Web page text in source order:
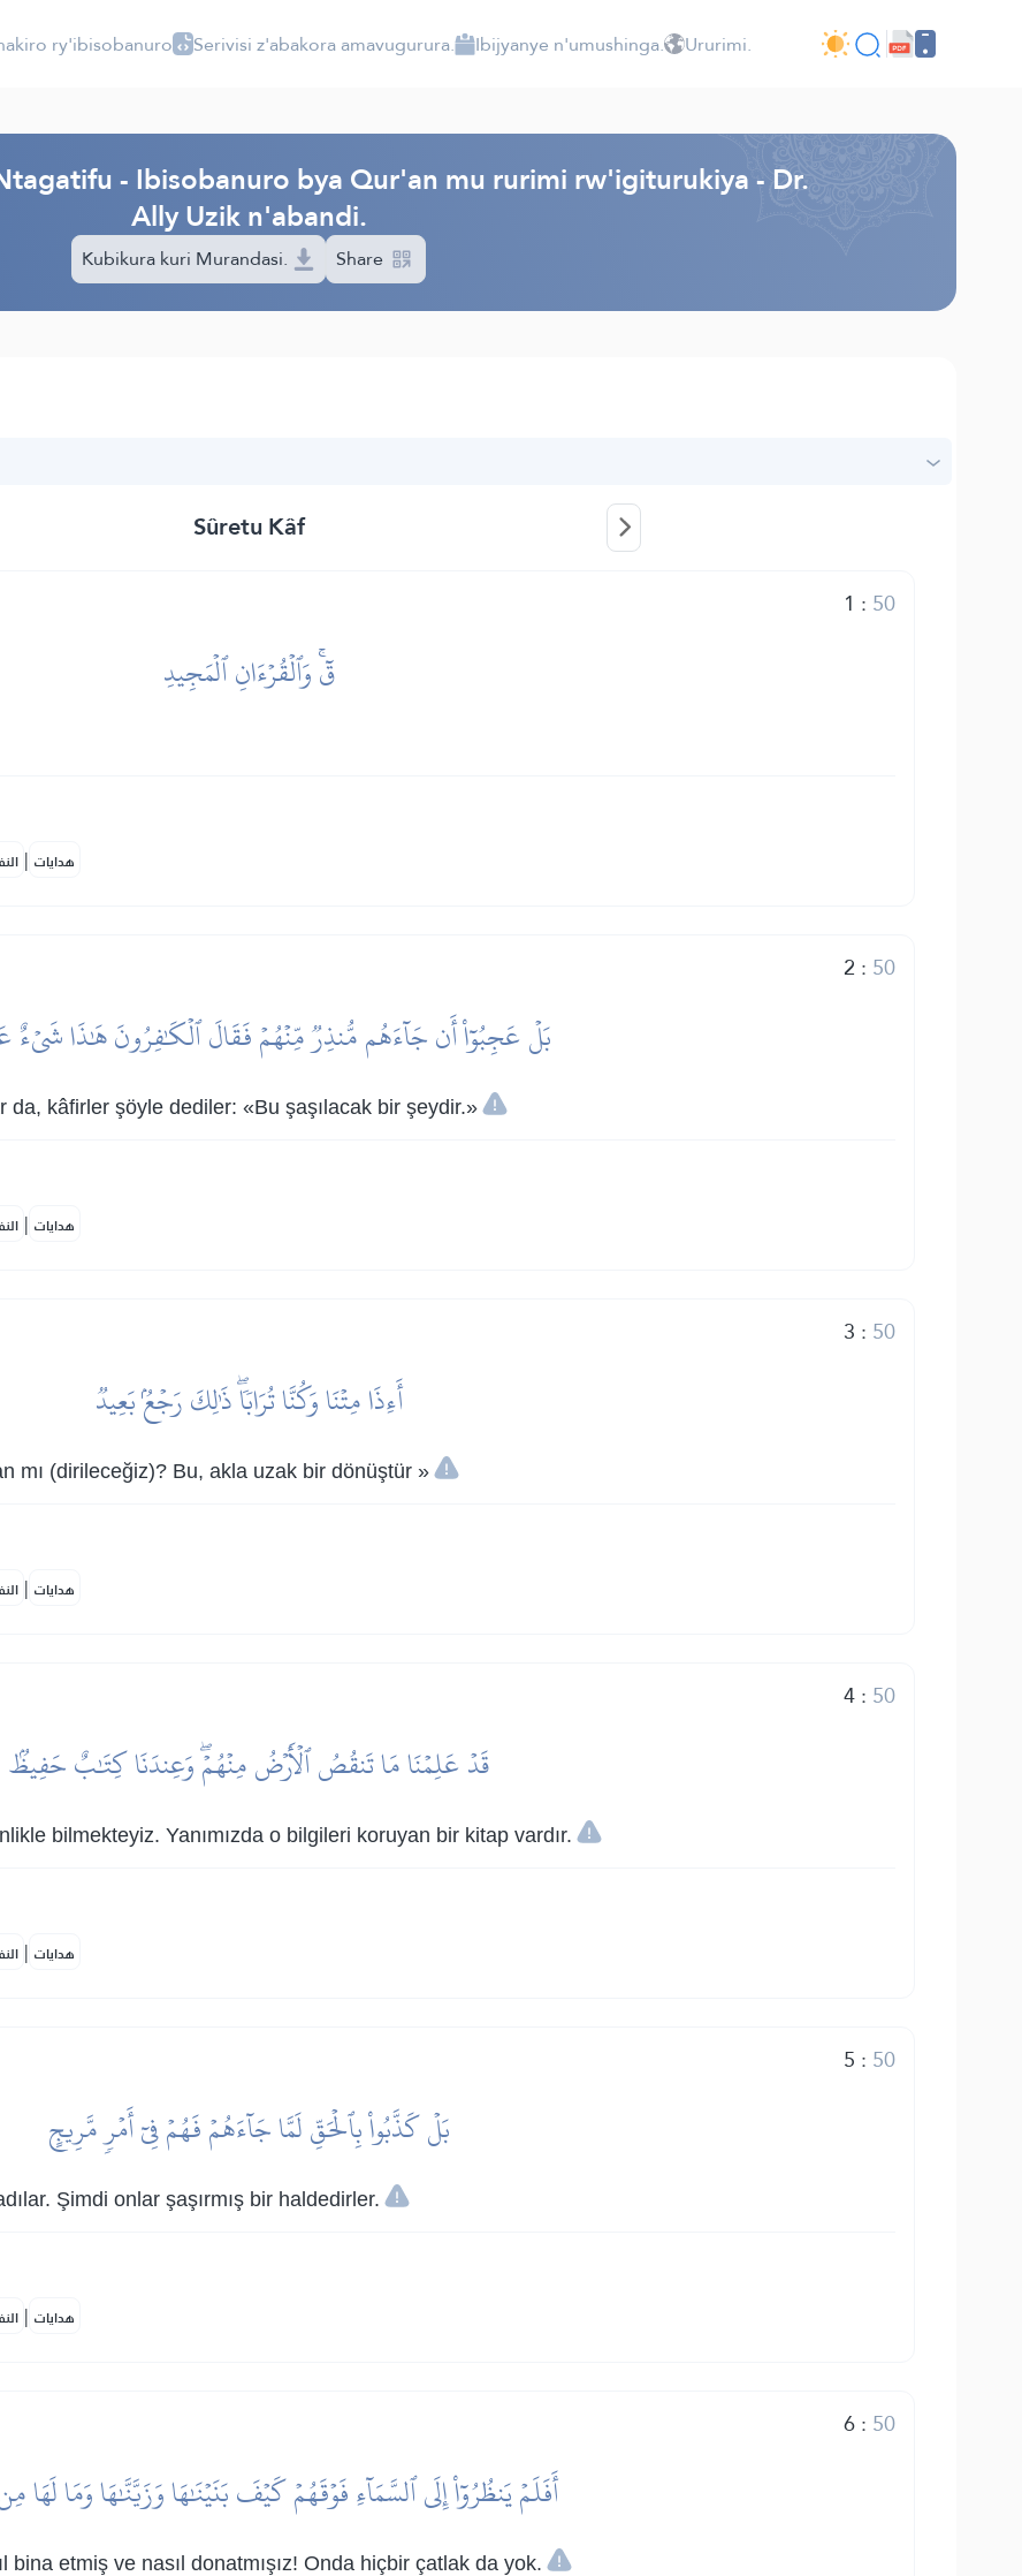
ry'ibisobanuro Serivisi z'abakora amavugurura. Ibijyanye n'umushinga. Ururimi.
- Ibisobanuro bya Qur'an mu rurimi rw'igiturukiya - Dr.
Ally Uzik n'abandi.
Kubikura kuri Murandasi. Share
Sûretu Kâf
1 : 50
قٓۚ وَٱلۡقُرۡءَانِ ٱلۡمَجِيدِ
| هدايات
2 : 50
بَلۡ عَجِبُوٓاْ أَن جَآءَهُم مُّنذِرٞ مِّنۡهُمۡ فَقَالَ ٱلۡكَٰفِرُونَ هَٰذَا
da, kâfirler şöyle dediler: «Bu şaşılacak bir şeydir.»
| هدايات
3 : 50
أَءِذَا مِتۡنَا وَكُنَّا تُرَابٗاۖ ذَٰلِكَ رَجۡعُۢ بَعِيدٞ
mı (dirileceğiz)? Bu, akla uzak bir dönüştür »
| هدايات
4: 50
قَدۡ عَلِمۡنَا مَا تَنقُصُ ٱلۡأَرۡضُ مِنۡهُمۡۖ وَعِندَنَا كِتَٰبٌ حَفِيظُۢ
bilmekteyiz. Yanımızda o bilgileri koruyan bir kitap vardır.
| هدايات
5 : 50
بَلۡ كَذَّبُواْ بِٱلۡحَقِّ لَمَّا جَآءَهُمۡ فَهُمۡ فِيٓ أَمۡرٖ مَّرِيجٍ
Şimdi onlar şaşırmış bir haldedirler.
| هدايات
6: 50
أَفَلَمۡ يَنظُرُوٓاْ إِلَى ٱلسَّمَآءِ فَوۡقَهُمۡ كَيۡفَ بَنَيۡنَٰهَا وَزَيَّنَّٰهَا وَمَا لَهَا
etmiş ve nasıl donatmışız! Onda hiçbir çatlak da yok.